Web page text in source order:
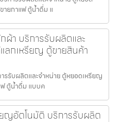
ยกาแฟ ตู้น้ำดื่ม แ
ผ้า บริการรับผลิตและ
ลกเหรียญ ตู้ขายสินค้า
รรับผลิตและจำหน่าย ตู้หยอดเหรียญ
ตู้น้ำดื่ม แบบค
ญ​อัตโนมัติ บริการรับผลิต